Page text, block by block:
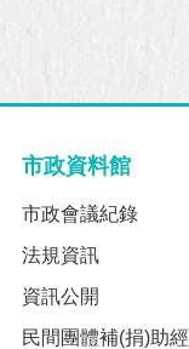
市政資料館
市政會議紀錄
法規資訊
資訊公開
民間團體補(捐)助經